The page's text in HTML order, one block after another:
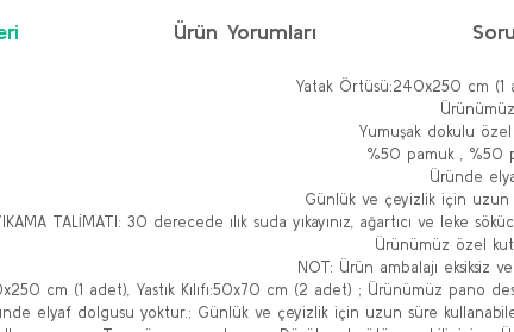
Ürün Yorumları
Yatak Örtüsü:240x250 cm (1
Yumuşak dokulu
%50 pamuk , %50
Üründe
Günlük ve çeyizlik için uzun
TALİMATI: 30 derecede ılık suda yıkayınız, ağartıcı ve leke
Ürünümüz özel
NOT: Ürün ambalajı eksiksiz
cm (1 adet), Yastık Kılıfı:50x70 cm (2 adet) ; Ürünümüz pano
elyaf dolgusu yoktur.; Günlük ve çeyizlik için uzun süre